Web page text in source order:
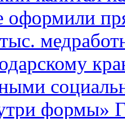
оформили
формы»